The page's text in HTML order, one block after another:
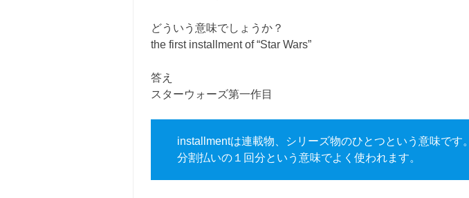
どういう意味でしょうか？
the first installment of “Star Wars”
答え
スターウォーズ第一作目
installmentは連載物、シリーズ物のひとつという意味です。
分割払いの１回分という意味でよく使われます。